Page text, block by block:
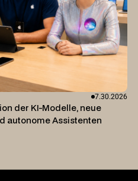
7.30.2026
der KI-Modelle, neue
autonome Assistenten